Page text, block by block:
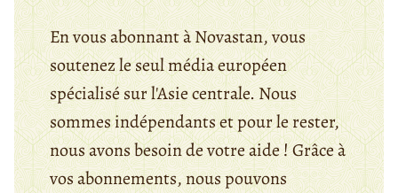
En vous abonnant à Novastan, vous
soutenez le seul média européen
spécialisé sur l'Asie centrale. Nous
sommes indépendants et pour le rester,
nous avons besoin de votre aide ! Grâce à
vos abonnements, nous pouvons